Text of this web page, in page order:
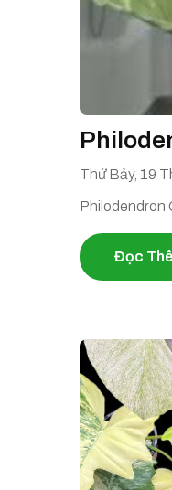
Thứ Bảy, 19
Philodendron
Đọc